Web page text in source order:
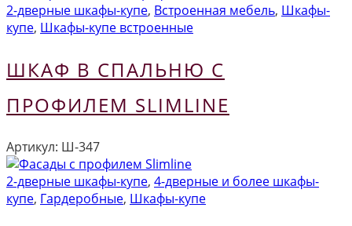
2-дверные шкафы-купе, Встроенная мебель, Шкафы-
купе, Шкафы-купе встроенные
ШКАФ В СПАЛЬНЮ С
ПРОФИЛЕМ SLIMLINE
Артикул: Ш-347
2-дверные шкафы-купе, 4-дверные и более шкафы-
купе, Гардеробные, Шкафы-купе